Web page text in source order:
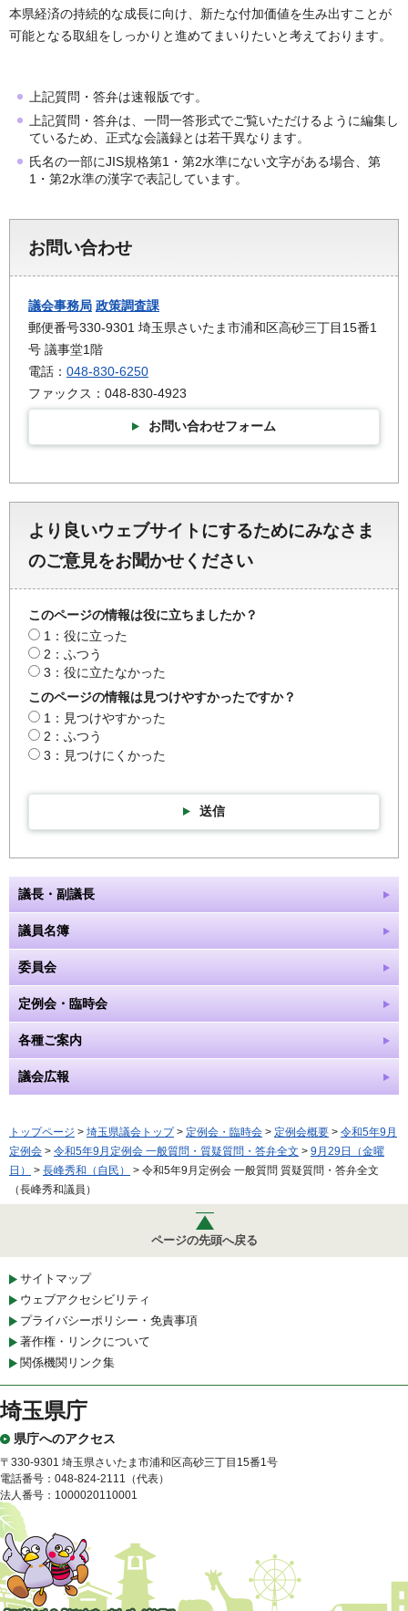
本県経済の持続的な成長に向け、新たな付加価値を生み出すことが
可能となる取組をしっかりと進めてまいりたいと考えております。
上記質問・答弁は速報版です。
上記質問・答弁は、一問一答形式でご覧いただけるように編集し
ているため、正式な会議録とは若干異なります。
氏名の一部にJIS規格第1・第2水準にない文字がある場合、第
1・第2水準の漢字で表記しています。
お問い合わせ
議会事務局 政策調査課
郵便番号330-9301 埼玉県さいたま市浦和区高砂三丁目15番1
号 議事堂1階
電話： 048-830-6250
ファックス：048-830-4923
お問い合わせフォーム
より良いウェブサイトにするためにみなさま
のご意見をお聞かせください
このページの情報は役に立ちましたか？
1：役に立った
2：ふつう
3：役に立たなかった
このページの情報は見つけやすかったですか？
1：見つけやすかった
2：ふつう
3：見つけにくかった
送信
議長・副議長
議員名簿
委員会
定例会・臨時会
各種ご案内
議会広報
トップページ > 埼玉県議会トップ> 定例会・臨時会 > 定例会概要 > 令和5年9月
定例会 > 令和5年9月定例会 一般質問・質疑質問・答弁全文 > 9月29日（金曜
日）
> 長峰秀和（自民）
> 令和5年9月定例会 一般質問 質疑質問・答弁全文
（長峰秀和議員）
ページの先頭へ戻る
サイトマップ
ウェブアクセシビリティ
プライバシーポリシー・免責事項
著作権・リンクについて
関係機関リンク集
埼玉県庁
県庁へのアクセス
〒330-9301 埼玉県さいたま市浦和区高砂三丁目15番1号
電話番号：048-824-2111（代表）
法人番号：1000020110001